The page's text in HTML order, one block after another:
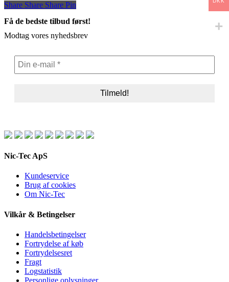
Share
Share Share Share Pin
Få de bedste tilbud først!
Modtag vores nyhedsbrev
Nic-Tec ApS
Kundeservice
Brug af cookies
Om Nic-Tec
Vilkår & Betingelser
Handelsbetingelser
Fortrydelse af køb
Fortrydelsesret
Fragt
Logstatistik
Personlige oplysninger